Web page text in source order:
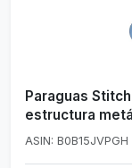
Paraguas
estructura
ASIN: B0B15JVPGH